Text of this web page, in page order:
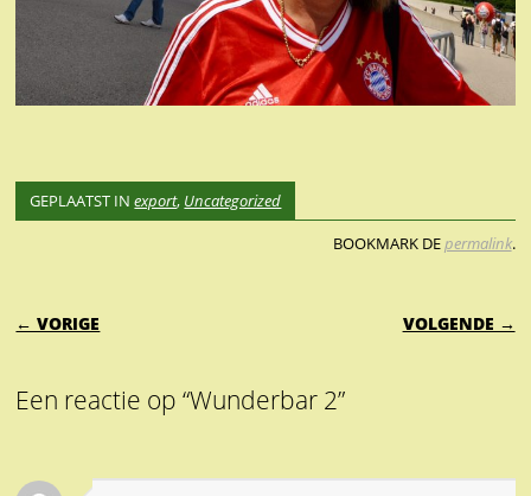
GEPLAATST INexport, Uncategorized
BOOKMARK DEpermalink.
BERICHTNAVIGATIE
← VORIGE VOLGENDE →
Een reactie op “Wunderbar 2”